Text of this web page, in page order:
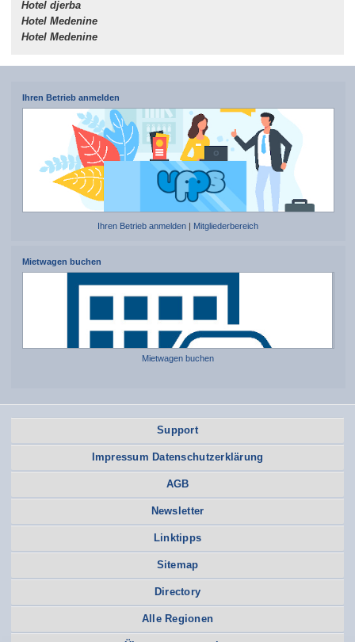
Hotel djerba
Hotel Medenine
Hotel Medenine
Ihren Betrieb anmelden
Ihren Betrieb anmelden Mitgliederbereich
Mietwagen buchen
Mietwagen buchen
Support
Impressum Datenschutzerklärung
AGB
Newsletter
Linktipps
Sitemap
Directory
Alle Regionen